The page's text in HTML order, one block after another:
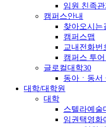
임원 친족
캠퍼스안내
찾아오시는
캠퍼스맵
교내전화번
캠퍼스 투
글로컬대학30
동아ㆍ동서
대학/대학원
대학
스텔라예술
임권택영화